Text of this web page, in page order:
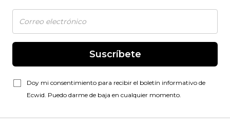
Suscríbete
Doy mi consentimiento para recibir el boletín informativo de
Ecwid. Puedo darme de baja en cualquier momento.